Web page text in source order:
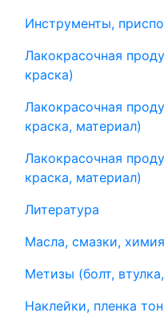
Инструменты,
Лакокрасочная
краска)
Лакокрасочная
краска, материал)
Лакокрасочная
краска, материал)
Литература
Масла, смазки,
Метизы (болт,
Наклейки, пленка